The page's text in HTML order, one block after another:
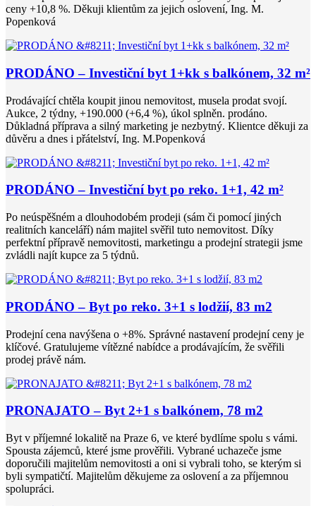
ceny +10,8 %. Děkuji klientům za jejich oslovení, Ing. M.
Popenková
PRODÁNO – Investiční byt 1+kk s balkónem, 32 m²
Prodávající chtěla koupit jinou nemovitost, musela prodat svojí.
Aukce, 2 týdny, +190.000 (+6,4 %), úkol splněn. prodáno.
Důkladná příprava a silný marketing je nezbytný. Klientce děkuji za
důvěru a dnes i přátelství, Ing. M.Popenková
PRODÁNO – Investiční byt po reko. 1+1, 42 m²
Po neúspěšném a dlouhodobém prodeji (sám či pomocí jiných
realitních kanceláří) nám majitel svěřil tuto nemovitost. Díky
perfektní přípravě nemovitosti, marketingu a prodejní strategii jsme
zvládli najít kupce za 5 týdnů.
PRODÁNO – Byt po reko. 3+1 s lodžií, 83 m2
Prodejní cena navýšena o +8%. Správné nastavení prodejní ceny je
klíčové. Gratulujeme vítězné nabídce a prodávajícím, že svěřili
prodej právě nám.
PRONAJATO – Byt 2+1 s balkónem, 78 m2
Byt v příjemné lokalitě na Praze 6, ve které bydlíme spolu s vámi.
Spousta zájemců, které jsme prověřili. Vybrané uchazeče jsme
doporučili majitelům nemovitosti a oni si vybrali toho, se kterým si
byli sympatičtí. Majitelům děkujeme za oslovení a za příjemnou
spolupráci.